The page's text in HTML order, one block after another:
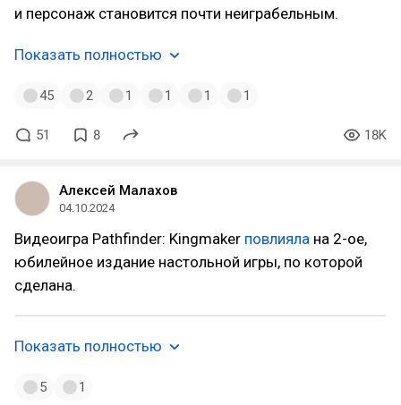
и персонаж становится почти неиграбельным.
Показать полностью
45 2 1 1 1 1
51 8 18K
Алексей Малахов
04.10.2024
Видеоигра Pathfinder: Kingmaker повлияла на 2-ое,
юбилейное издание настольной игры, по которой
сделана.
Показать полностью
5 1